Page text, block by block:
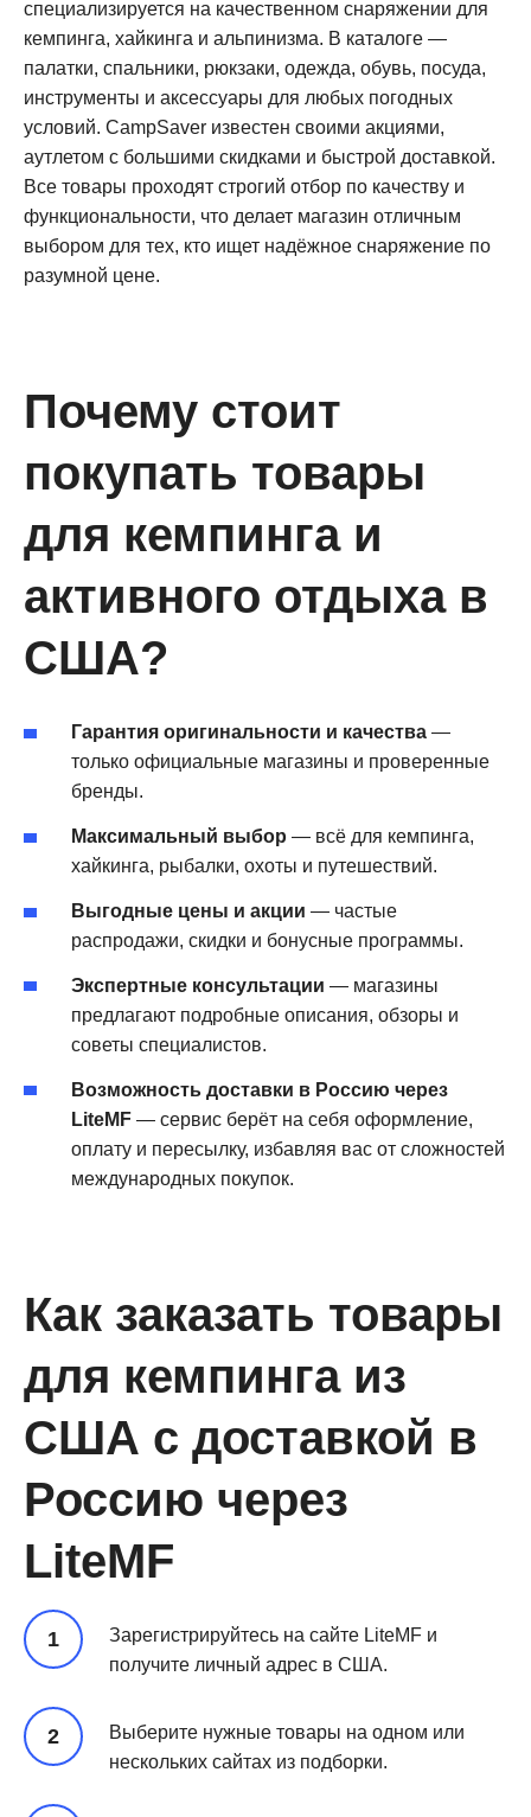
специализируется на качественном снаряжении для
кемпинга, хайкинга и альпинизма. В каталоге —
палатки, спальники, рюкзаки, одежда, обувь, посуда,
инструменты и аксессуары для любых погодных
условий. CampSaver известен своими акциями,
аутлетом с большими скидками и быстрой доставкой.
Все товары проходят строгий отбор по качеству и
функциональности, что делает магазин отличным
выбором для тех, кто ищет надёжное снаряжение по
разумной цене.
Почему стоит
покупать товары
для кемпинга и
активного отдыха в
США?
Гарантия оригинальности и качества —
только официальные магазины и проверенные
бренды.
Максимальный выбор — всё для кемпинга,
хайкинга, рыбалки, охоты и путешествий.
Выгодные цены и акции — частые
распродажи, скидки и бонусные программы.
Экспертные консультации — магазины
предлагают подробные описания, обзоры и
советы специалистов.
Возможность доставки в Россию через
LiteMF — сервис берёт на себя оформление,
оплату и пересылку, избавляя вас от сложностей
международных покупок.
Как заказать товары
для кемпинга из
США с доставкой в
Россию через
LiteMF
Зарегистрируйтесь на сайте LiteMF и
получите личный адрес в США.
Выберите нужные товары на одном или
нескольких сайтах из подборки.